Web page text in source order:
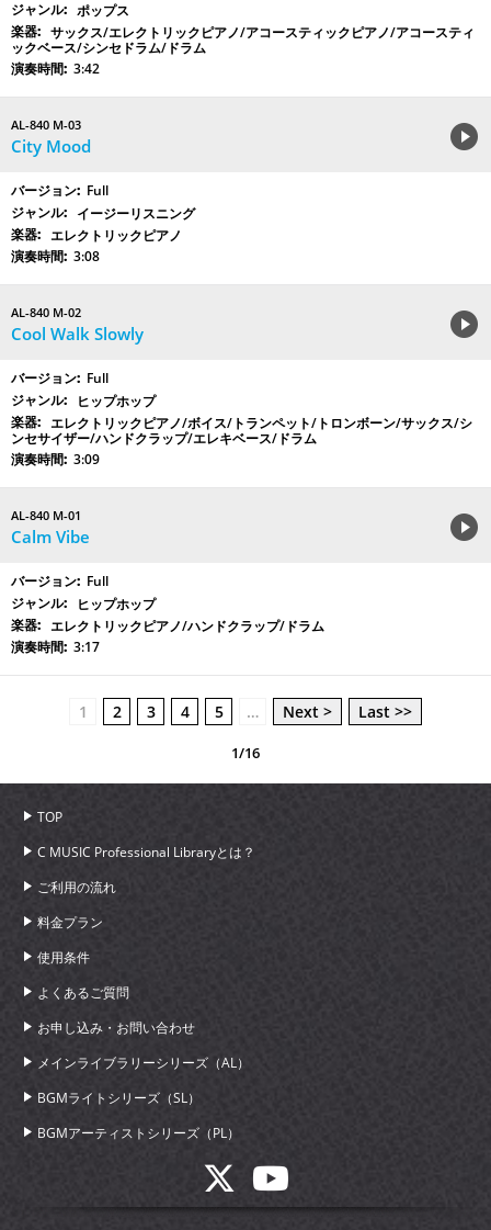
ポップス
サックス/エレクトリックピアノ/アコースティックピアノ/アコースティ
ックベース/シンセドラム/ドラム
3:42
AL-840 M-03
City Mood
Full
イージーリスニング
エレクトリックピアノ
3:08
AL-840 M-02
Cool Walk Slowly
Full
ヒップホップ
エレクトリックピアノ/ボイス/トランペット/トロンボーン/サックス/シ
ンセサイザー/ハンドクラップ/エレキベース/ドラム
3:09
AL-840 M-01
Calm Vibe
Full
ヒップホップ
エレクトリックピアノ/ハンドクラップ/ドラム
3:17
1 2 3 4 5 … Next > Last >>
1/16
TOP
C MUSIC Professional Libraryとは？
ご利用の流れ
料金プラン
使用条件
よくあるご質問
お申し込み・お問い合わせ
メインライブラリーシリーズ（AL）
BGMライトシリーズ（SL）
BGMアーティストシリーズ（PL）